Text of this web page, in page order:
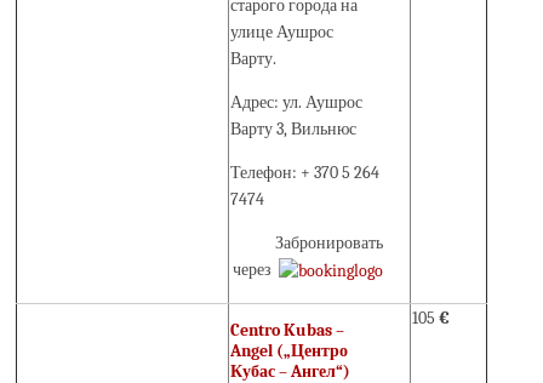
старого города на
улице Аушрос
Варту.
Адрес: ул. Аушрос
Варту 3, Вильнюс
Телефон: + 370 5 264
7474
Забронировать
через
Centro Kubas –
Angel („Центро
Кубас – Aнгел“)
105€